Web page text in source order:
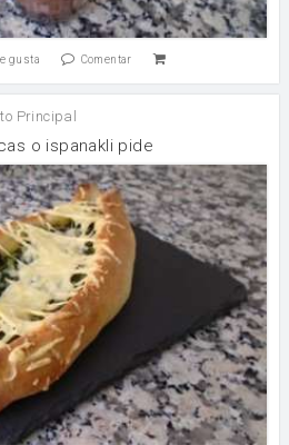
gusta Comentar
Principal
o ispanakli pide